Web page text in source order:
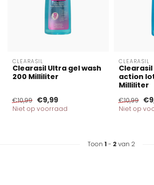
CLEARASIL
Clearasil Ultra gel wash
200 Milliliter
€10,99 €9,99
Niet op voorraad
CLEARASIL
action
Milliliter
€10,99
Niet op
Toon 1 - 2 van 2